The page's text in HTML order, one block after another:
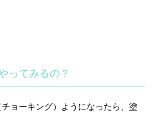
ってみるの？
ョーキング）ようになったら、塗